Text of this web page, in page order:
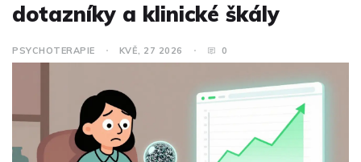
dotazníky a klinické škály
PSYCHOTERAPIE KVĚ, 27 2026 0